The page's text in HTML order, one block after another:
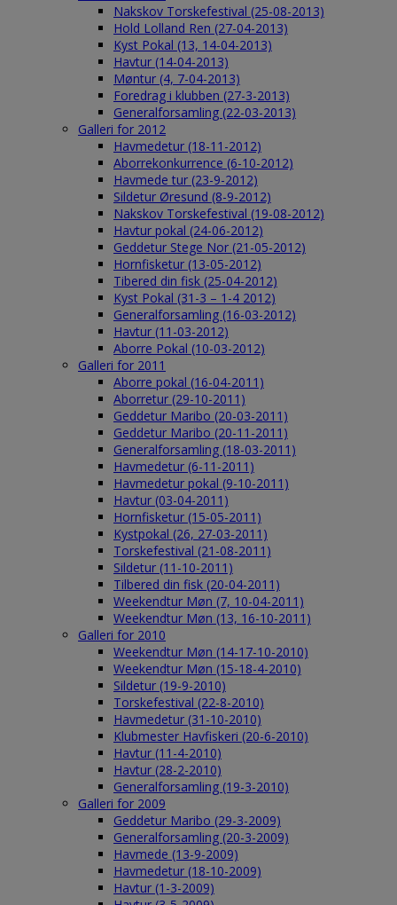
Nakskov Torskefestival (25-08-2013)
Hold Lolland Ren (27-04-2013)
Kyst Pokal (13, 14-04-2013)
Havtur (14-04-2013)
Møntur (4, 7-04-2013)
Foredrag i klubben (27-3-2013)
Generalforsamling (22-03-2013)
Galleri for 2012
Havmedetur (18-11-2012)
Aborrekonkurrence (6-10-2012)
Havmede tur (23-9-2012)
Sildetur Øresund (8-9-2012)
Nakskov Torskefestival (19-08-2012)
Havtur pokal (24-06-2012)
Geddetur Stege Nor (21-05-2012)
Hornfisketur (13-05-2012)
Tibered din fisk (25-04-2012)
Kyst Pokal (31-3 – 1-4 2012)
Generalforsamling (16-03-2012)
Havtur (11-03-2012)
Aborre Pokal (10-03-2012)
Galleri for 2011
Aborre pokal (16-04-2011)
Aborretur (29-10-2011)
Geddetur Maribo (20-03-2011)
Geddetur Maribo (20-11-2011)
Generalforsamling (18-03-2011)
Havmedetur (6-11-2011)
Havmedetur pokal (9-10-2011)
Havtur (03-04-2011)
Hornfisketur (15-05-2011)
Kystpokal (26, 27-03-2011)
Torskefestival (21-08-2011)
Sildetur (11-10-2011)
Tilbered din fisk (20-04-2011)
Weekendtur Møn (7, 10-04-2011)
Weekendtur Møn (13, 16-10-2011)
Galleri for 2010
Weekendtur Møn (14-17-10-2010)
Weekendtur Møn (15-18-4-2010)
Sildetur (19-9-2010)
Torskefestival (22-8-2010)
Havmedetur (31-10-2010)
Klubmester Havfiskeri (20-6-2010)
Havtur (11-4-2010)
Havtur (28-2-2010)
Generalforsamling (19-3-2010)
Galleri for 2009
Geddetur Maribo (29-3-2009)
Generalforsamling (20-3-2009)
Havmede (13-9-2009)
Havmedetur (18-10-2009)
Havtur (1-3-2009)